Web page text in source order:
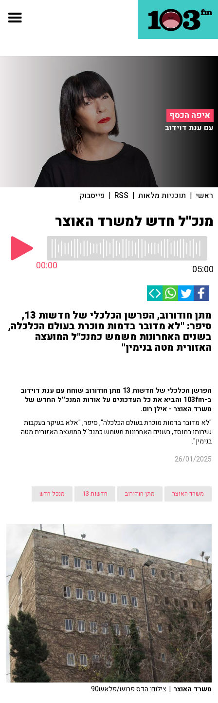
איפה הכסף
עם ענת דוידוב
ראשי | תוכניות מלאות |
RSS
| פייסבוק
מנכ''ל חדש למשרד האוצר
00:00 05:00
מתן חודורוב, הפרשן הכלכלי של חדשות 13,
סיפר: "לא מדובר בדמות מוכרת בעולם הכלכלה,
בשנים האחרונות משמש כמנכ''ל המועצה
האזורית מטה בנימין"
הפרשן הכלכלי של חדשות 13 מתן חודורוב שוחח עם ענת דוידוב
ב-103fm והביא את כל העדכונים על אודות המנכ''ל החדש של
משרד האוצר - אילן רום.
"לא מדובר בדמות מוכרת בעולם הכלכלה", סיפר, "אלא בעיקר בעקבות
שירותו במוסד, בשנים האחרונות משמש כמנכ''ל המועצה האזורית מטה
בנימין".
26/01/2025
משרד האוצר מתן חודורוב חדשות 13 מנכל חדש
משרד האוצר | צילום: הדס פרוש/פלאש90